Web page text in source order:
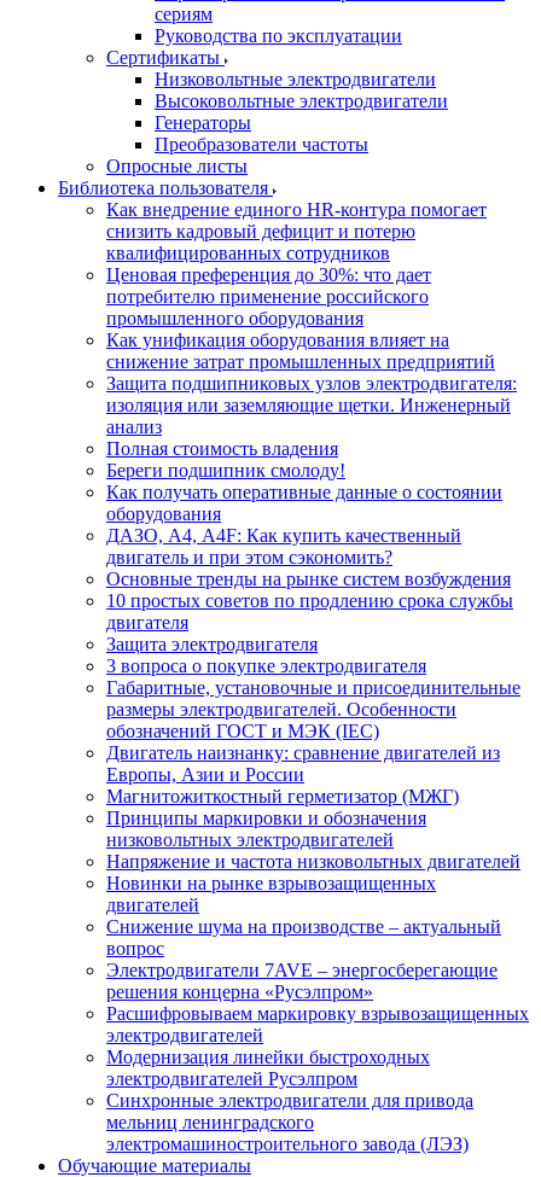
сериям
Руководства по эксплуатации
Сертификаты
Низковольтные электродвигатели
Высоковольтные электродвигатели
Генераторы
Преобразователи частоты
Опросные листы
Библиотека пользователя
Как внедрение единого HR-контура помогает
снизить кадровый дефицит и потерю
квалифицированных сотрудников
Ценовая преференция до 30%: что дает
потребителю применение российского
промышленного оборудования
Как унификация оборудования влияет на
снижение затрат промышленных предприятий
Защита подшипниковых узлов электродвигателя:
изоляция или заземляющие щетки. Инженерный
анализ
Полная стоимость владения
Береги подшипник смолоду!
Как получать оперативные данные о состоянии
оборудования
ДАЗО, А4, А4F: Как купить качественный
двигатель и при этом сэкономить?
Основные тренды на рынке систем возбуждения
10 простых советов по продлению срока службы
двигателя
Защита электродвигателя
3 вопроса о покупке электродвигателя
Габаритные, установочные и присоединительные
размеры электродвигателей. Особенности
обозначений ГОСТ и МЭК (IEC)
Двигатель наизнанку: сравнение двигателей из
Европы, Азии и России
Магнитожиткостный герметизатор (МЖГ)
Принципы маркировки и обозначения
низковольтных электродвигателей
Напряжение и частота низковольтных двигателей
Новинки на рынке взрывозащищенных
двигателей
Снижение шума на производстве – актуальный
вопрос
Электродвигатели 7AVE – энергосберегающие
решения концерна «Русэлпром»
Расшифровываем маркировку взрывозащищенных
электродвигателей
Модернизация линейки быстроходных
электродвигателей Русэлпром
Синхронные электродвигатели для привода
мельниц ленинградского
электромашиностроительного завода (ЛЭЗ)
Обучающие материалы